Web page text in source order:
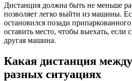
Дистанция должна быть не меньше
позволяет легко выйти из машины.
остановился позади припаркованного
оставить место, чтобы выехать, если
другая машина.
Какая дистанция
разных ситуациях